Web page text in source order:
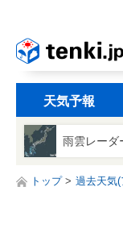
天気予報
雨雲レーダ
トップ 過去天気(